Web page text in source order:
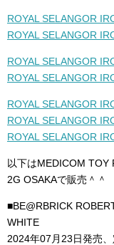
ROYAL SELANGOR
ROYAL SELANGOR
ROYAL SELANGOR
ROYAL SELANGOR
ROYAL SELANGOR
ROYAL SELANGOR
ROYAL SELANGOR
以下はMEDICOM TOY
2G OSAKAで販売＾＾
■BE@RBRICK
WHITE
2024年07月23日発売